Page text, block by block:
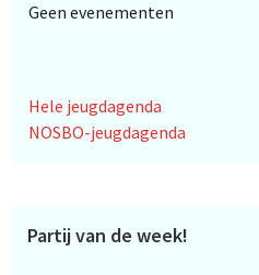
Geen evenementen
Hele jeugdagenda
NOSBO-jeugdagenda
Partij van de week!